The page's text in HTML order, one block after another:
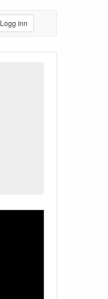
Logg inn